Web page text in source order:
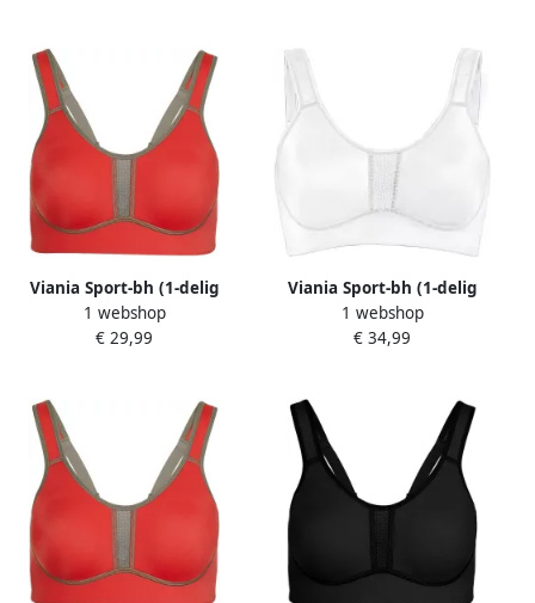
Viania Sport-bh (1-delig
Enkelverpakking)
1 webshop
€ 29,99
Viania Sport-bh (1-delig
Enkelverpakking)
1 webshop
€ 34,99